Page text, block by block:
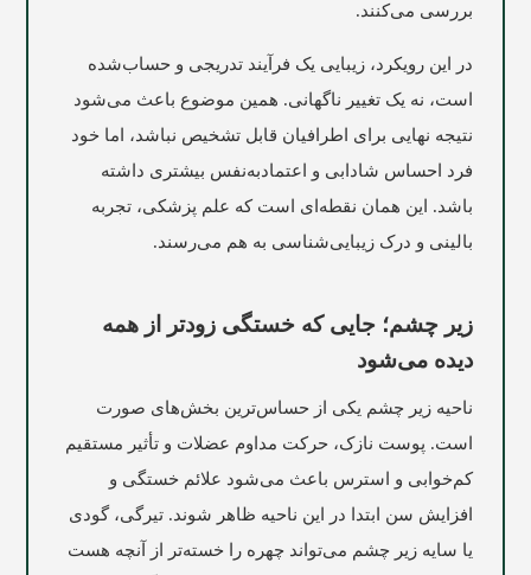
بررسی می‌کنند.
در این رویکرد، زیبایی یک فرآیند تدریجی و حساب‌شده
است، نه یک تغییر ناگهانی. همین موضوع باعث می‌شود
نتیجه نهایی برای اطرافیان قابل تشخیص نباشد، اما خود
فرد احساس شادابی و اعتمادبه‌نفس بیشتری داشته
باشد. این همان نقطه‌ای است که علم پزشکی، تجربه
بالینی و درک زیبایی‌شناسی به هم می‌رسند.
زیر چشم؛ جایی که خستگی زودتر از همه
دیده می‌شود
ناحیه زیر چشم یکی از حساس‌ترین بخش‌های صورت
است. پوست نازک، حرکت مداوم عضلات و تأثیر مستقیم
کم‌خوابی و استرس باعث می‌شود علائم خستگی و
افزایش سن ابتدا در این ناحیه ظاهر شوند. تیرگی، گودی
یا سایه زیر چشم می‌تواند چهره را خسته‌تر از آنچه هست